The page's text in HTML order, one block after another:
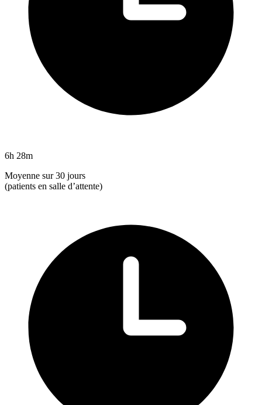
6h 28m
Moyenne sur 30 jours
(patients en salle d’attente)